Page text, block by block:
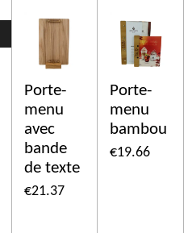
Porte-
menu
avec
bande
de texte
€21.37
Porte-
menu
bambou
€19.66